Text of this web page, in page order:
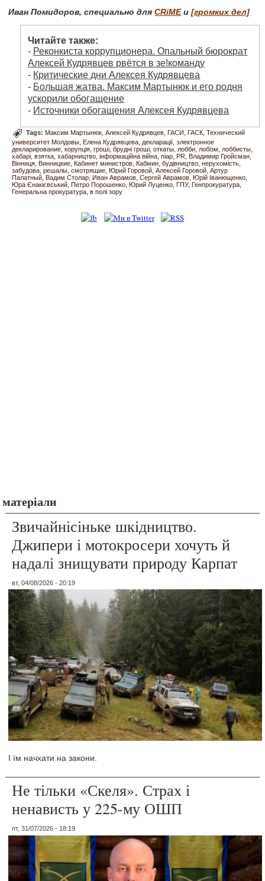
Иван Помидоров, специально для CRiME и [громких дел]
Читайте также:
- Реконкиста коррупционера. Опальный бюрократ
Алексей Кудрявцев рвётся в зе!команду
- Критические дни Алексея Кудрявцева
- Большая жатва. Максим Мартынюк и его родня
ускорили обогащение
- Источники обогащения Алексея Кудрявцева
Tags: Максим Мартынюк Алексей Кудрявцев ГАСИ ГАСК Технический
университет Молдовы
Елена Кудрявцева декларації электронное
декларирование корупція гроші брудні гроші откаты лобби лобізм
лоббисты
хабарі взятка хабарництво інформаційна війна піар PR
Владимир Гройсман
Вінниця
Винницкие Кабинет министров Кабмин будівництво нерухомість
забудова решалы смотрящие Юрий Горовой Алексей Горовой Артур
Палатный
Вадим Столар Иван Аврамов Сергей Аврамов
Юрій Іванющенко
Юра Єнакієвський
Петро Порошенко Юрий Луценко ГПУ
Генпрокуратура
Генеральна прокуратура в полі зору
матеріали
Звичайнісіньке шкідництво.
Джипери і мотокросери хочуть й
надалі знищувати природу Карпат
вт, 04/08/2026 - 20:19
І їм начхати на закони.
Не тільки «Скеля». Страх і
ненависть у 225-му ОШП
пт, 31/07/2026 - 18:19